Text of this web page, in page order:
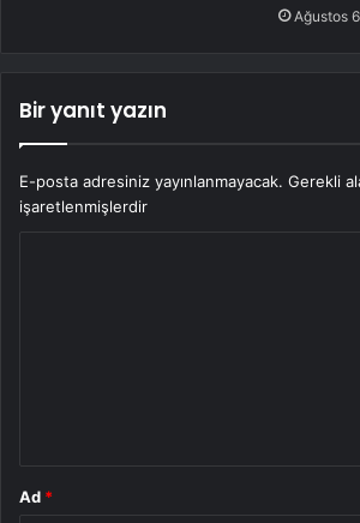
Ağustos
Bir yanıt yazın
E-posta adresiniz yayınlanmayacak. Gerekli
işaretlenmişlerdir
Ad *